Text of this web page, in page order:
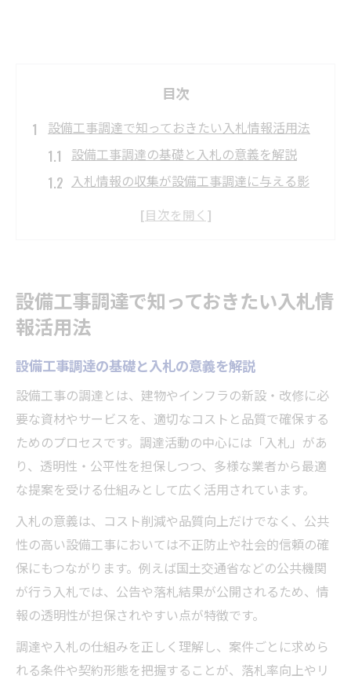
目次
設備工事調達で知っておきたい入札情報活用法
設備工事調達の基礎と入札の意義を解説
入札情報の収集が設備工事調達に与える影
PPIシステムで設備工事の入札情報を網羅す
る方法
調達ポータルの効率的な使い方と設備工事の最
設備工事調達を支える調達ポータルの基本
調達ポータルで設備工事案件を絞り込むコ
ツ
戦略
調達ポータルで設備工事入札情報を自動収
集する方法
入札情報サイトと連携した設備工事案件の
入札結果一覧を分析し落札率を高める実践術
設備工事調達で知っておきたい入札情
報活用法
設備工事調達の基礎と入札の意義を解説
設備工事の調達とは、建物やインフラの新設・改修に必
要な資材やサービスを、適切なコストと品質で確保する
ためのプロセスです。調達活動の中心には「入札」があ
り、透明性・公平性を担保しつつ、多様な業者から最適
な提案を受ける仕組みとして広く活用されています。
入札の意義は、コスト削減や品質向上だけでなく、公共
性の高い設備工事においては不正防止や社会的信頼の確
保にもつながります。例えば国土交通省などの公共機関
が行う入札では、公告や落札結果が公開されるため、情
報の透明性が担保されやすい点が特徴です。
調達や入札の仕組みを正しく理解し、案件ごとに求めら
れる条件や契約形態を把握することが、落札率向上やリ